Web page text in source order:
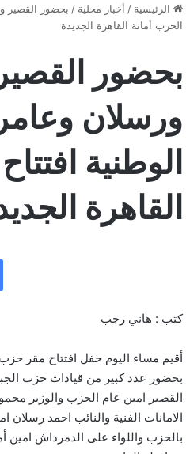
الرئيسية / أخبار محلية / بحضور القصير
الحزب أمانة القاهرة الجديدة
بحضور
ورسلان
الوطنية
القاهرة
كتب : هاني رجب
أقيم مساء اليوم حفل افتتاح مقر حزب
بحضور عدد كبير من قيادات حزب
القصير امين عام الحزب والوزير
الامانات الفنية والنائب احمد
بالحزب واللواء على الدمرداش امين